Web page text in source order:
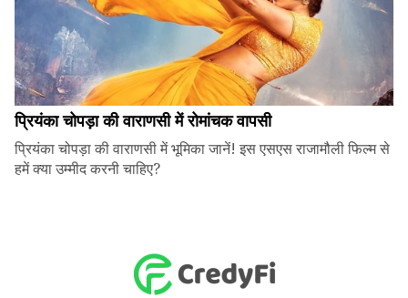
प्रियंका चोपड़ा की वाराणसी में रोमांचक वापसी
प्रियंका चोपड़ा की वाराणसी में भूमिका जानें! इस एसएस राजामौली फिल्म से
हमें क्या उम्मीद करनी चाहिए?